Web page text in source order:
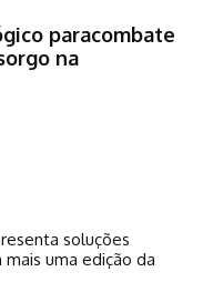
paracombate
na
soluções
uma edição da